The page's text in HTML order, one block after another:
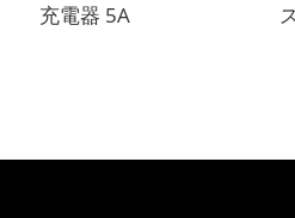
充電器 5A